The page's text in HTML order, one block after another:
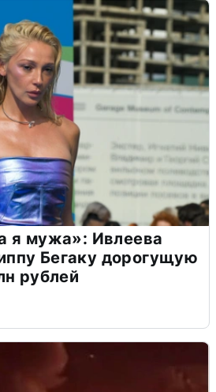
я мужа»: Ивлеева
Бегаку дорогущую
рублей